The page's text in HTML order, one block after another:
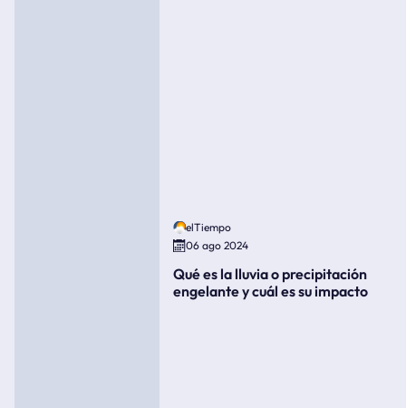
elTiempo
06 ago 2024
Qué es la lluvia o precipitación
engelante y cuál es su impacto